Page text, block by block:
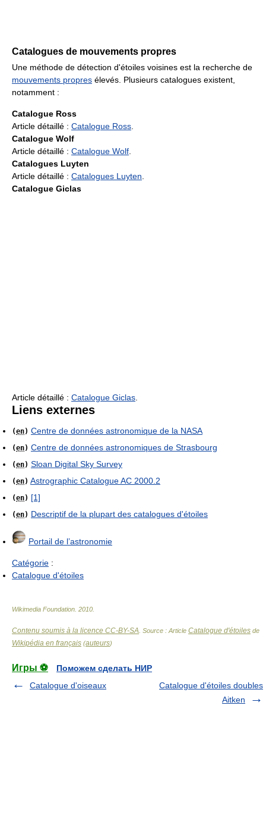
Catalogues de mouvements propres
Une méthode de détection d'étoiles voisines est la recherche de
mouvements propres élevés. Plusieurs catalogues existent,
notamment :
Catalogue Ross
Article détaillé : Catalogue Ross.
Catalogue Wolf
Article détaillé : Catalogue Wolf.
Catalogues Luyten
Article détaillé : Catalogues Luyten.
Catalogue Giclas
Article détaillé : Catalogue Giclas.
Liens externes
(en) Centre de données astronomique de la NASA
(en) Centre de données astronomiques de Strasbourg
(en) Sloan Digital Sky Survey
(en) Astrographic Catalogue AC 2000.2
(en) [1]
(en) Descriptif de la plupart des catalogues d'étoiles
Portail de l’astronomie
Catégorie :
Catalogue d'étoiles
Wikimedia Foundation 2010
Contenu soumis à la licence CC-BY-SA . Source : Article Catalogue d'étoiles de
Wikipédia en français (auteurs)
Игры ⚽
Поможем сделать НИР
Catalogue d'oiseaux
Catalogue d'étoiles doubles
Aitken